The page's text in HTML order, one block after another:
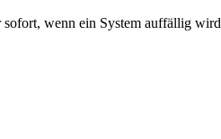
wenn ein System auffällig